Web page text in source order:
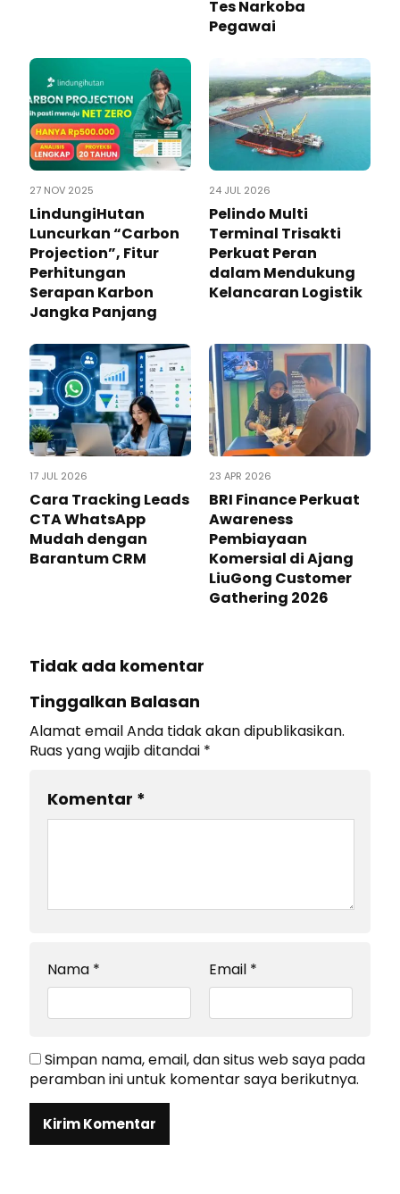
Tes Narkoba
Pegawai
27 NOV 2025
LindungiHutan
Luncurkan “Carbon
Projection”, Fitur
Perhitungan
Serapan Karbon
Jangka Panjang
24 JUL 2026
Pelindo Multi
Terminal Trisakti
Perkuat Peran
dalam Mendukung
Kelancaran Logistik
17 JUL 2026
Cara Tracking Leads
CTA WhatsApp
Mudah dengan
Barantum CRM
23 APR 2026
BRI Finance Perkuat
Awareness
Pembiayaan
Komersial di Ajang
LiuGong Customer
Gathering 2026
Tidak ada komentar
Tinggalkan Balasan
Alamat email Anda tidak akan dipublikasikan.
Ruas yang wajib ditandai *
Komentar *
Nama * Email *
Simpan nama, email, dan situs web saya pada
peramban ini untuk komentar saya berikutnya.